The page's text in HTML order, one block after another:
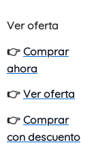
Ver oferta
👉 Comprar
ahora
👉 Ver oferta
👉 Comprar
con descuento